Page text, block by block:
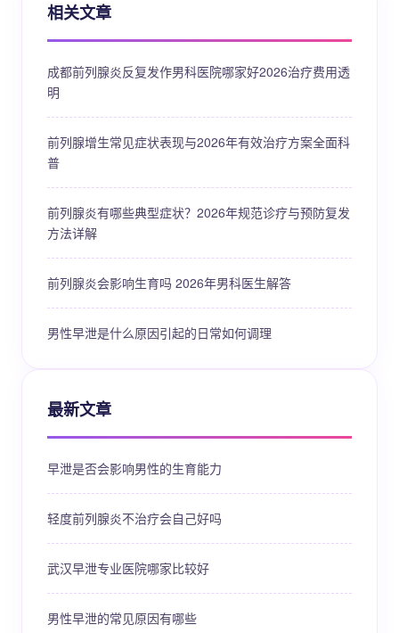
相关文章
成都前列腺炎反复发作男科医院哪家好2026治疗费用透
明
前列腺增生常见症状表现与2026年有效治疗方案全面科
普
前列腺炎有哪些典型症状？2026年规范诊疗与预防复发
方法详解
前列腺炎会影响生育吗 2026年男科医生解答
男性早泄是什么原因引起的日常如何调理
最新文章
早泄是否会影响男性的生育能力
轻度前列腺炎不治疗会自己好吗
武汉早泄专业医院哪家比较好
男性早泄的常见原因有哪些